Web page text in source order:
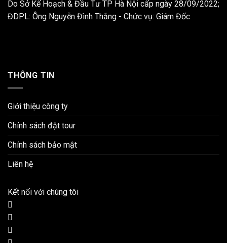
Do Sở Kế Hoạch & Đầu Tư TP Hà Nội cấp ngày 28/09/2022;
ĐDPL: Ông Nguyễn Đình Thắng - Chức vụ: Giám Đốc
THÔNG TIN
Giới thiệu công ty
Chính sách đặt tour
Chính sách bảo mật
Liên hệ
Kết nối với chúng tôi